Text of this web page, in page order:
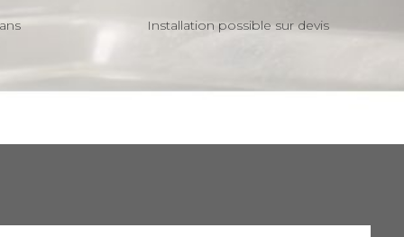
Installation possible sur devis